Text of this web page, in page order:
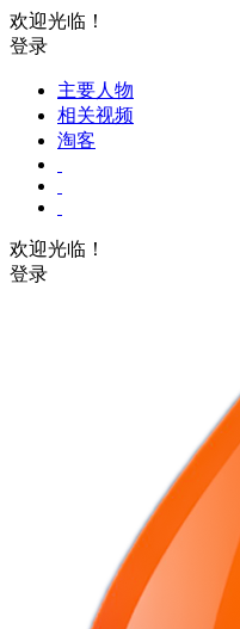
欢迎光临！
登录
主要人物
相关视频
淘客
欢迎光临！
登录